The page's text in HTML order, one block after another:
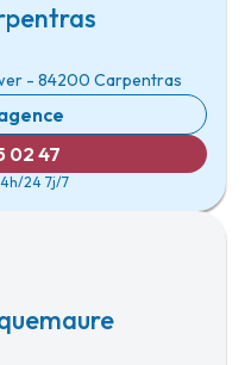
- 84200 Carpentras
02 47
24 7j/7